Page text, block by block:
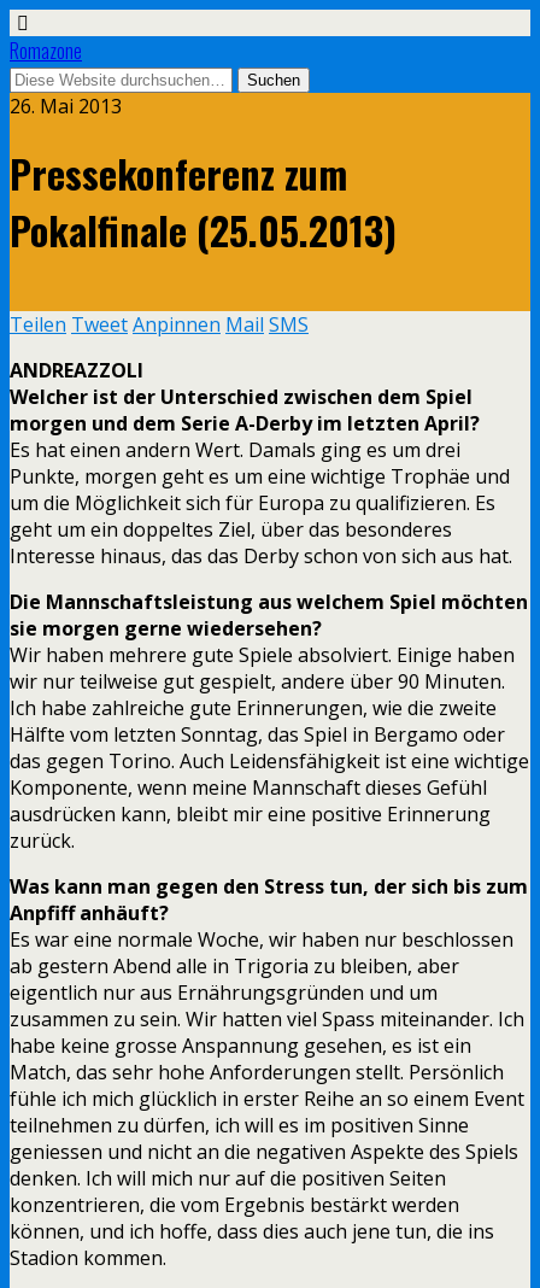
Romazone
26. Mai 2013
Pressekonferenz zum
Pokalfinale (25.05.2013)
Teilen TweetAnpinnen Mail SMS
ANDREAZZOLI
Welcher ist der Unterschied zwischen dem Spiel
morgen und dem Serie A-Derby im letzten April?
Es hat einen andern Wert. Damals ging es um drei
Punkte, morgen geht es um eine wichtige Trophäe und
um die Möglichkeit sich für Europa zu qualifizieren. Es
geht um ein doppeltes Ziel, über das besonderes
Interesse hinaus, das das Derby schon von sich aus hat.
Die Mannschaftsleistung aus welchem Spiel möchten
sie morgen gerne wiedersehen?
Wir haben mehrere gute Spiele absolviert. Einige haben
wir nur teilweise gut gespielt, andere über 90 Minuten.
Ich habe zahlreiche gute Erinnerungen, wie die zweite
Hälfte vom letzten Sonntag, das Spiel in Bergamo oder
das gegen Torino. Auch Leidensfähigkeit ist eine wichtige
Komponente, wenn meine Mannschaft dieses Gefühl
ausdrücken kann, bleibt mir eine positive Erinnerung
zurück.
Was kann man gegen den Stress tun, der sich bis zum
Anpfiff anhäuft?
Es war eine normale Woche, wir haben nur beschlossen
ab gestern Abend alle in Trigoria zu bleiben, aber
eigentlich nur aus Ernährungsgründen und um
zusammen zu sein. Wir hatten viel Spass miteinander. Ich
habe keine grosse Anspannung gesehen, es ist ein
Match, das sehr hohe Anforderungen stellt. Persönlich
fühle ich mich glücklich in erster Reihe an so einem Event
teilnehmen zu dürfen, ich will es im positiven Sinne
geniessen und nicht an die negativen Aspekte des Spiels
denken. Ich will mich nur auf die positiven Seiten
konzentrieren, die vom Ergebnis bestärkt werden
können, und ich hoffe, dass dies auch jene tun, die ins
Stadion kommen.